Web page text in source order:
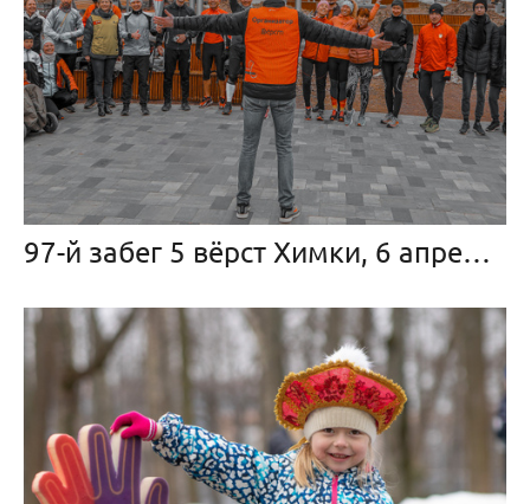
97-й забег 5 вёрст Химки, 6 апреля 2024 г.